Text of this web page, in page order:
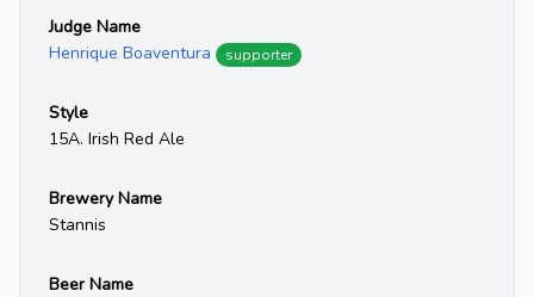
Judge Name
Henrique Boaventura
supporter
Style
15A. Irish Red Ale
Brewery Name
Stannis
Beer Name